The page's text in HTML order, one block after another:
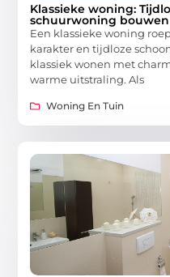
Klassieke woning:
schuurwoning bouwen
Een klassieke woning
karakter en tijdloze
klassiek wonen met
warme uitstraling. Als
Woning En Tuin